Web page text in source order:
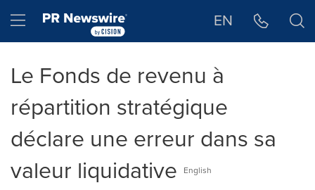
Hamburger menu EN
Le Fonds de revenu à
répartition stratégique
déclare une erreur dans sa
valeur liquidative
English